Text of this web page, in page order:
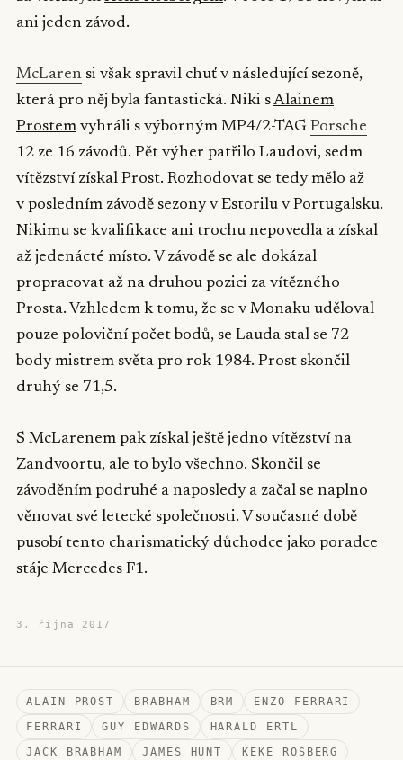
ani jeden závod.
McLaren si však spravil chuť v následující sezoně,
která pro něj byla fantastická. Niki sAlainem
Prostem vyhráli s výborným MP4/2-TAG Porsche
12 ze 16 závodů. Pět výher patřilo Laudovi, sedm
vítězství získal Prost. Rozhodovat se tedy mělo až
v posledním závodě sezony v Estorilu v Portugalsku.
Nikimu se kvalifikace ani trochu nepovedla a získal
až jedenácté místo. V závodě se ale dokázal
propracovat až na druhou pozici za vítězného
Prosta. Vzhledem k tomu, že se v Monaku uděloval
pouze poloviční počet bodů, se Lauda stal se 72
body mistrem světa pro rok 1984. Prost skončil
druhý se 71,5.
S McLarenem pak získal ještě jedno vítězství na
Zandvoortu, ale to bylo všechno. Skončil se
závoděním podruhé a naposledy a začal se naplno
věnovat své letecké společnosti. V současné době
pusobí tento charismatický důchodce jako poradce
stáje Mercedes F1.
3. října 2017
ALAIN PROST BRABHAM BRM
ENZO FERRARI
FERRARI
GUY EDWARDS
HARALD ERTL
JACK BRABHAM
JAMES HUNT
KEKE ROSBERG